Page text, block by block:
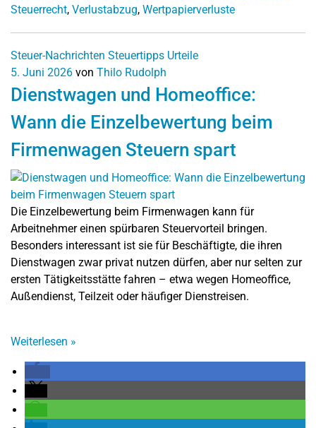
Steuerrecht, Verlustabzug, Wertpapierverluste
Steuer-Nachrichten Steuertipps Urteile
5. Juni 2026 von Thilo Rudolph
Dienstwagen und Homeoffice:
Wann die Einzelbewertung beim
Firmenwagen Steuern spart
Die Einzelbewertung beim Firmenwagen kann für
Arbeitnehmer einen spürbaren Steuervorteil bringen.
Besonders interessant ist sie für Beschäftigte, die ihren
Dienstwagen zwar privat nutzen dürfen, aber nur selten zur
ersten Tätigkeitsstätte fahren – etwa wegen Homeoffice,
Außendienst, Teilzeit oder häufiger Dienstreisen.
Weiterlesen »